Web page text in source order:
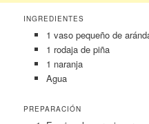
INGREDIENTES
1 vaso pequeño de
1 rodaja de piña
1 naranja
Agua
PREPARACIÓN